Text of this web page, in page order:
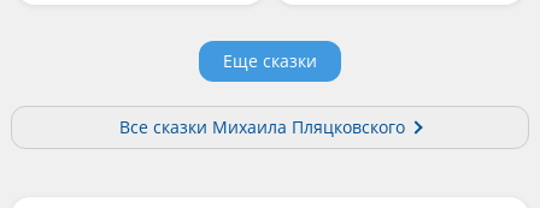
Еще сказки
Все сказки Михаила Пляцковского